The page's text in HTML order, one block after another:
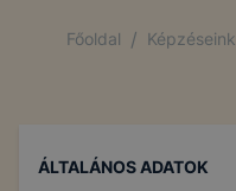
Főoldal / Képzéseink
ÁLTALÁNOS ADATOK